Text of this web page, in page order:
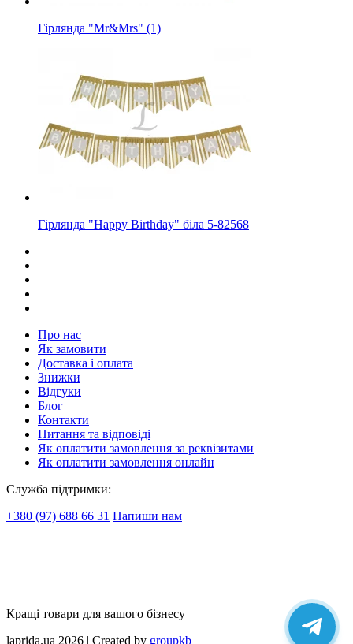
Гірлянда "Mr&Mrs" (1)
Гірлянда "Happy Birthday" біла 5-82568
Про нас
Як замовити
Доставка і оплата
Знижки
Відгуки
Блог
Контакти
Питання та відповіді
Як оплатити замовлення за реквізитами
Як оплатити замовлення онлайн
Служба підтримки:
+380 (97) 688 66 31 Напиши нам
Кращі товари для вашого бізнесу
laprida.ua 2026 | Created by groupkb